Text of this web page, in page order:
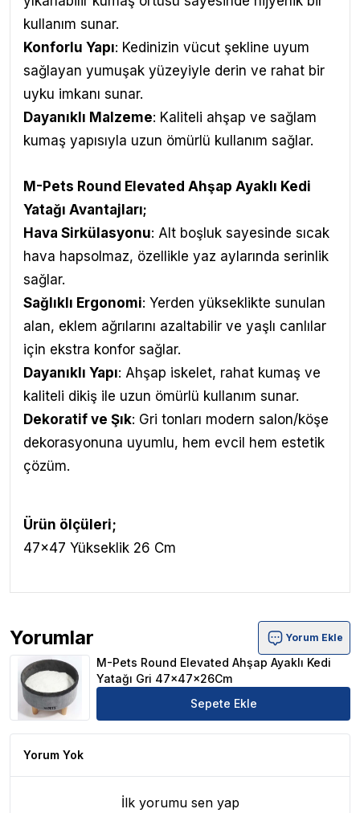
kullanım sunar.
Konforlu Yapı: Kedinizin vücut şekline uyum
sağlayan yumuşak yüzeyiyle derin ve rahat bir
uyku imkanı sunar.
Dayanıklı Malzeme: Kaliteli ahşap ve sağlam
kumaş yapısıyla uzun ömürlü kullanım sağlar.
M-Pets Round Elevated Ahşap Ayaklı Kedi
Yatağı Avantajları;
Hava Sirkülasyonu: Alt boşluk sayesinde sıcak
hava hapsolmaz, özellikle yaz aylarında serinlik
sağlar.
Sağlıklı Ergonomi: Yerden yükseklikte sunulan
alan, eklem ağrılarını azaltabilir ve yaşlı canlılar
için ekstra konfor sağlar.
Dayanıklı Yapı: Ahşap iskelet, rahat kumaş ve
kaliteli dikiş ile uzun ömürlü kullanım sunar.
Dekoratif ve Şık: Gri tonları modern salon/köşe
dekorasyonuna uyumlu, hem evcil hem estetik
çözüm.
Ürün ölçüleri;
47x47 Yükseklik 26 Cm
Yorumlar
M-Pets Round Elevated Ahşap Ayaklı Kedi Yatağı Gri
Yorum Ekle
M-Pets Round Elevated Ahşap Ayaklı Kedi
Yatağı Gri 47x47x26Cm
Sepete Ekle
Yorum Yok
İlk yorumu sen yap